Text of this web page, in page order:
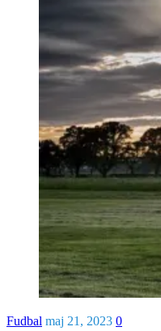
Fudbal maj 21, 2023 0